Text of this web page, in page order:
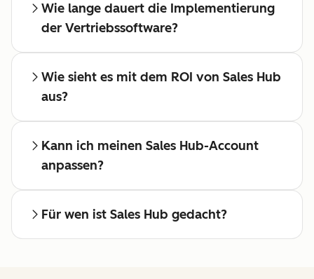
Wie lange dauert die Implementierung
der Vertriebssoftware?
Wie sieht es mit dem ROI von Sales Hub
aus?
Kann ich meinen Sales Hub-Account
anpassen?
Für wen ist Sales Hub gedacht?